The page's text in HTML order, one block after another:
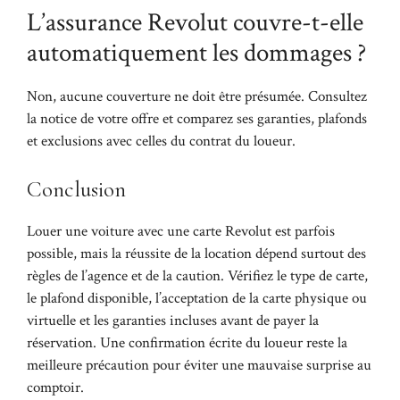
L’assurance Revolut couvre-t-elle
automatiquement les dommages ?
Non, aucune couverture ne doit être présumée. Consultez
la notice de votre offre et comparez ses garanties, plafonds
et exclusions avec celles du contrat du loueur.
Conclusion
Louer une voiture avec une carte Revolut est parfois
possible, mais la réussite de la location dépend surtout des
règles de l’agence et de la caution. Vérifiez le type de carte,
le plafond disponible, l’acceptation de la carte physique ou
virtuelle et les garanties incluses avant de payer la
réservation. Une confirmation écrite du loueur reste la
meilleure précaution pour éviter une mauvaise surprise au
comptoir.